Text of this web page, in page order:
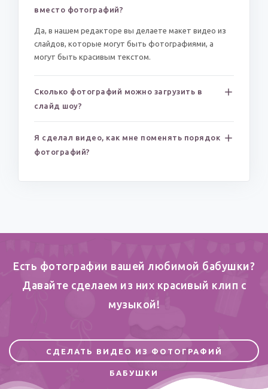
вместо фотографий?
Да, в нашем редакторе вы делаете макет видео из
слайдов, которые могут быть фотографиями, а
могут быть красивым текстом.
Сколько фотографий можно загрузить в
слайд шоу?
Я сделал видео, как мне поменять порядок
фотографий?
Есть фотографии вашей любимой бабушки?
Давайте сделаем из них красивый клип c
музыкой!
СДЕЛАТЬ ВИДЕО ИЗ ФОТОГРАФИЙ
БАБУШКИ